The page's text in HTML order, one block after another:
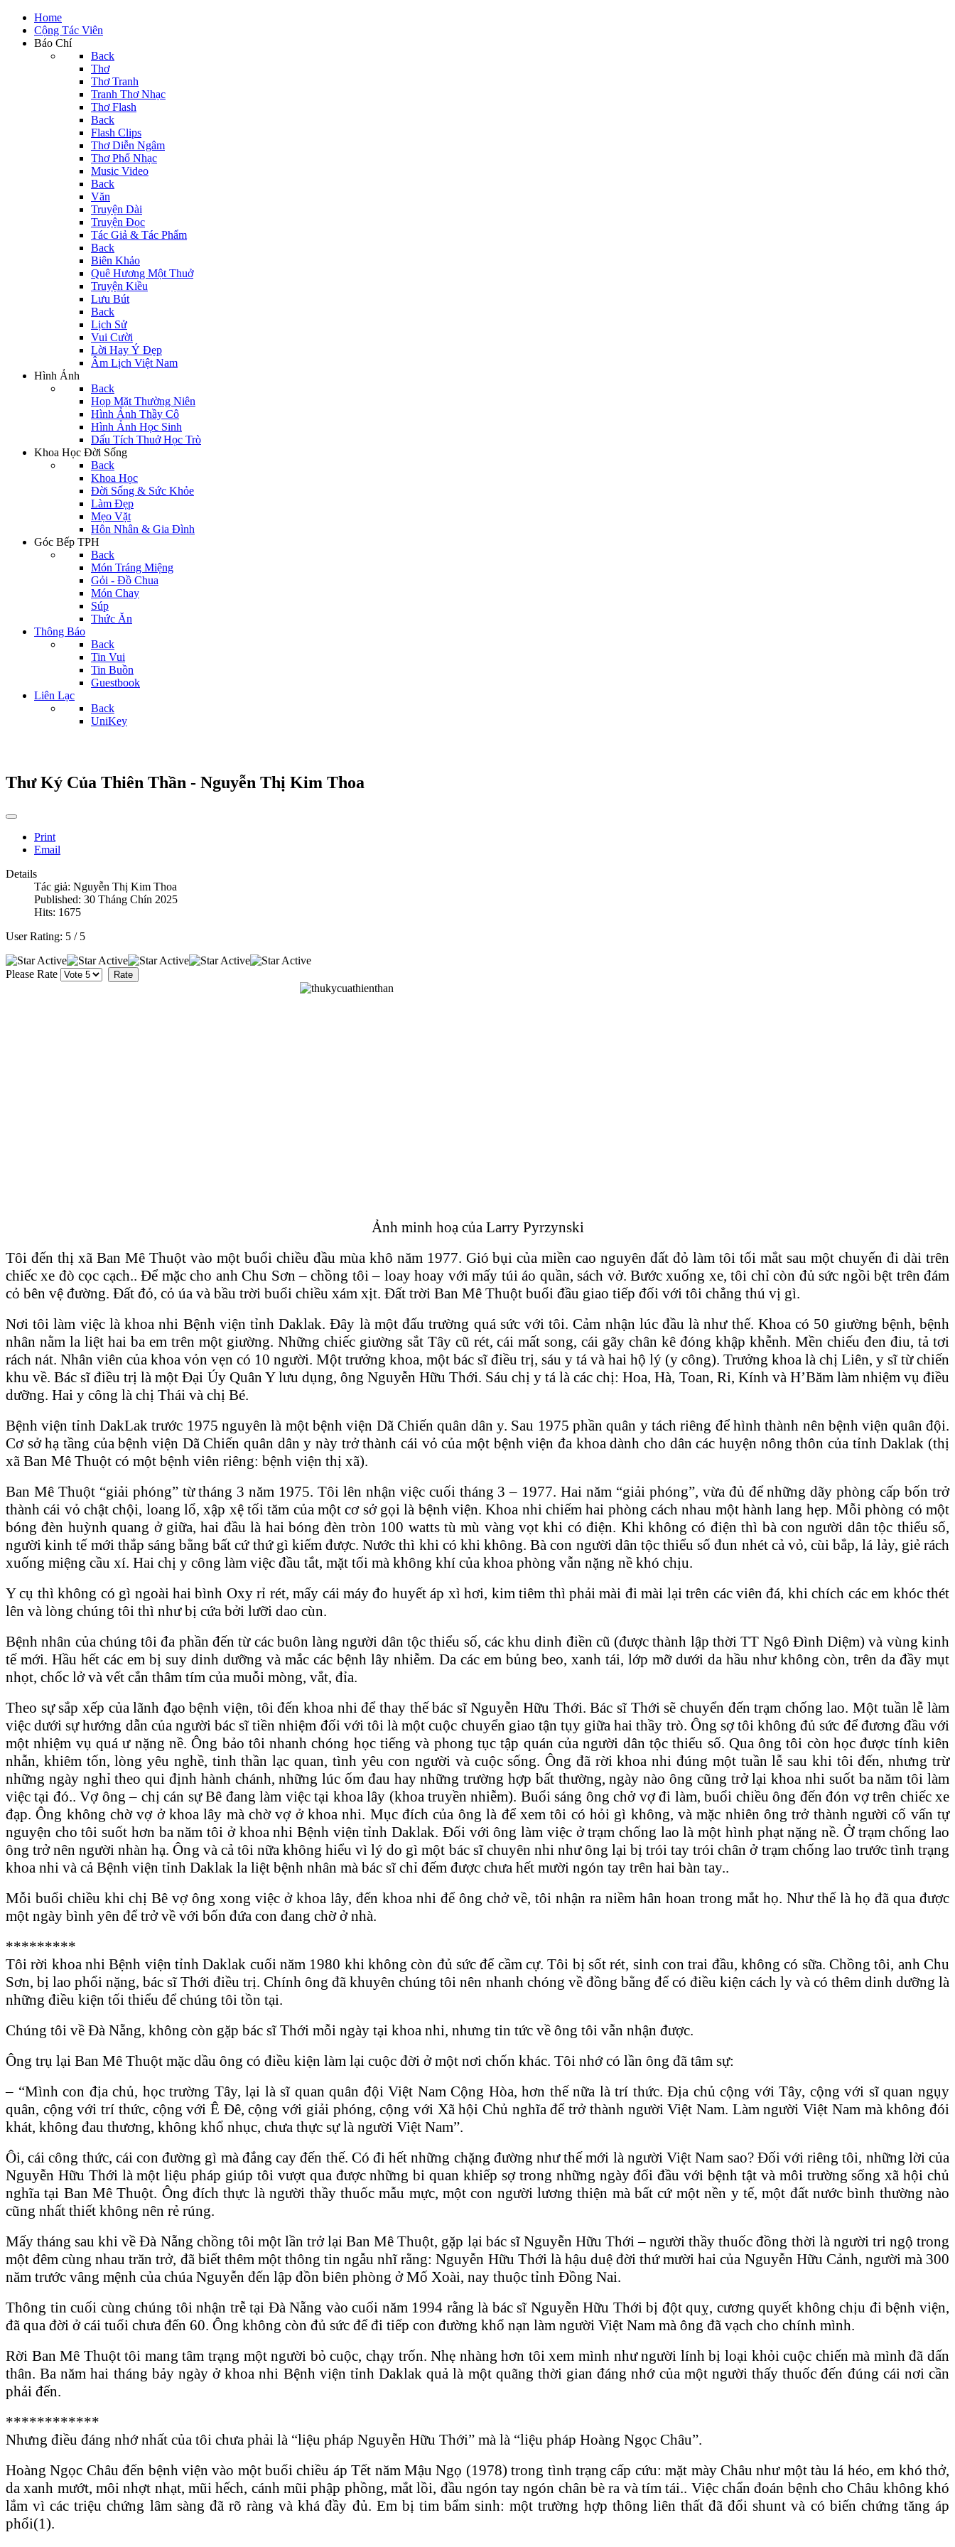
Home
Cộng Tác Viên
Báo Chí
Back
Thơ
Thơ Tranh
Tranh Thơ Nhạc
Thơ Flash
Back
Flash Clips
Thơ Diễn Ngâm
Thơ Phổ Nhạc
Music Video
Back
Văn
Truyện Dài
Truyện Đọc
Tác Giả & Tác Phẩm
Back
Biên Khảo
Quê Hương Một Thuở
Truyện Kiều
Lưu Bút
Back
Lịch Sử
Vui Cười
Lời Hay Ý Đẹp
Âm Lịch Việt Nam
Hình Ảnh
Back
Họp Mặt Thường Niên
Hình Ảnh Thầy Cô
Hình Ảnh Học Sinh
Dấu Tích Thuở Học Trò
Khoa Học Đời Sống
Back
Khoa Học
Đời Sống & Sức Khỏe
Làm Đẹp
Mẹo Vặt
Hôn Nhân & Gia Đình
Góc Bếp TPH
Back
Món Tráng Miệng
Gỏi - Đồ Chua
Món Chay
Súp
Thức Ăn
Thông Báo
Back
Tin Vui
Tin Buồn
Guestbook
Liên Lạc
Back
UniKey
Thư Ký Của Thiên Thần - Nguyễn Thị Kim Thoa
Print
Email
Details
Tác giả: Nguyễn Thị Kim Thoa
Published: 30 Tháng Chín 2025
Hits: 1675
User Rating: 5 / 5
Please Rate
Ảnh minh hoạ của Larry Pyrzynski
Tôi đến thị xã Ban Mê Thuột vào một buổi chiều đầu mùa khô năm 1977. Gió bụi của miền cao nguyên đất đỏ làm tôi tối mắt sau một chuyến đi dài trên
chiếc xe đò cọc cạch.. Để mặc cho anh Chu Sơn – chồng tôi – loay hoay với mấy túi áo quần, sách vở. Bước xuống xe, tôi chỉ còn đủ sức ngồi bệt trên đám
cỏ bên vệ đường. Đất đỏ, cỏ úa và bầu trời buổi chiều xám xịt. Đất trời Ban Mê Thuột buổi đầu giao tiếp đối với tôi chẳng thú vị gì.
Nơi tôi làm việc là khoa nhi Bệnh viện tỉnh Daklak. Đây là một đấu trường quá sức với tôi. Cảm nhận lúc đầu là như thế. Khoa có 50 giường bệnh, bệnh
nhân nằm la liệt hai ba em trên một giường. Những chiếc giường sắt Tây cũ rét, cái mất song, cái gãy chân kê đóng khập khễnh. Mền chiếu đen điu, tả tơi
rách nát. Nhân viên của khoa vỏn vẹn có 10 người. Một trưởng khoa, một bác sĩ điều trị, sáu y tá và hai hộ lý (y công). Trưởng khoa là chị Liên, y sĩ từ chiến
khu về. Bác sĩ điều trị là một Đại Úy Quân Y lưu dụng, ông Nguyễn Hữu Thới. Sáu chị y tá là các chị: Hoa, Hà, Toan, Ri, Kính và H’Băm làm nhiệm vụ điều
dưỡng. Hai y công là chị Thái và chị Bé.
Bệnh viện tỉnh DakLak trước 1975 nguyên là một bệnh viện Dã Chiến quân dân y. Sau 1975 phần quân y tách riêng để hình thành nên bệnh viện quân đội.
Cơ sở hạ tầng của bệnh viện Dã Chiến quân dân y này trở thành cái vỏ của một bệnh viện đa khoa dành cho dân các huyện nông thôn của tỉnh Daklak (thị
xã Ban Mê Thuột có một bệnh viên riêng: bệnh viện thị xã).
Ban Mê Thuột “giải phóng” từ tháng 3 năm 1975. Tôi lên nhận việc cuối tháng 3 – 1977. Hai năm “giải phóng”, vừa đủ để những dãy phòng cấp bốn trở
thành cái vỏ chật chội, loang lổ, xập xệ tối tăm của một cơ sở gọi là bệnh viện. Khoa nhi chiếm hai phòng cách nhau một hành lang hẹp. Mỗi phòng có một
bóng đèn huỳnh quang ở giữa, hai đầu là hai bóng đèn tròn 100 watts tù mù vàng vọt khi có điện. Khi không có điện thì bà con người dân tộc thiểu số,
người kinh tế mới thắp sáng bằng bất cứ thứ gì kiếm được. Nước thì khi có khi không. Bà con người dân tộc thiểu số đun nhét cả vỏ, cùi bắp, lá lảy, giẻ rách
xuống miệng cầu xí. Hai chị y công làm việc đầu tắt, mặt tối mà không khí của khoa phòng vẫn nặng nề khó chịu.
Y cụ thì không có gì ngoài hai bình Oxy rỉ rét, mấy cái máy đo huyết áp xì hơi, kim tiêm thì phải mài đi mài lại trên các viên đá, khi chích các em khóc thét
lên và lòng chúng tôi thì như bị cứa bởi lưỡi dao cùn.
Bệnh nhân của chúng tôi đa phần đến từ các buôn làng người dân tộc thiểu số, các khu dinh điền cũ (được thành lập thời TT Ngô Đình Diệm) và vùng kinh
tế mới. Hầu hết các em bị suy dinh dưỡng và mắc các bệnh lây nhiễm. Da các em bủng beo, xanh tái, lớp mỡ dưới da hầu như không còn, trên da đầy mụt
nhọt, chốc lở và vết cắn thâm tím của muỗi mòng, vắt, đỉa.
Theo sự sắp xếp của lãnh đạo bệnh viện, tôi đến khoa nhi để thay thế bác sĩ Nguyễn Hữu Thới. Bác sĩ Thới sẽ chuyển đến trạm chống lao. Một tuần lễ làm
việc dưới sự hướng dẫn của người bác sĩ tiền nhiệm đối với tôi là một cuộc chuyển giao tận tụy giữa hai thầy trò. Ông sợ tôi không đủ sức để đương đầu với
một nhiệm vụ quá ư nặng nề. Ông bảo tôi nhanh chóng học tiếng và phong tục tập quán của người dân tộc thiểu số. Qua ông tôi còn học được tính kiên
nhẫn, khiêm tốn, lòng yêu nghề, tinh thần lạc quan, tình yêu con người và cuộc sống. Ông đã rời khoa nhi đúng một tuần lễ sau khi tôi đến, nhưng trừ
những ngày nghỉ theo qui định hành chánh, những lúc ốm đau hay những trường hợp bất thường, ngày nào ông cũng trở lại khoa nhi suốt ba năm tôi làm
việc tại đó.. Vợ ông ‒ chị cán sự Bê đang làm việc tại khoa lây (khoa truyền nhiễm). Buổi sáng ông chở vợ đi làm, buổi chiều ông đến đón vợ trên chiếc xe
đạp. Ông không chờ vợ ở khoa lây mà chờ vợ ở khoa nhi. Mục đích của ông là để xem tôi có hỏi gì không, và mặc nhiên ông trở thành người cố vấn tự
nguyện cho tôi suốt hơn ba năm tôi ở khoa nhi Bệnh viện tỉnh Daklak. Đối với ông làm việc ở trạm chống lao là một hình phạt nặng nề. Ở trạm chống lao
ông trở nên người nhàn hạ. Ông và cả tôi nữa không hiểu vì lý do gì một bác sĩ chuyên nhi như ông lại bị trói tay trói chân ở trạm chống lao trước tình trạng
khoa nhi và cả Bệnh viện tỉnh Daklak la liệt bệnh nhân mà bác sĩ chỉ đếm được chưa hết mười ngón tay trên hai bàn tay..
Mỗi buổi chiều khi chị Bê vợ ông xong việc ở khoa lây, đến khoa nhi để ông chở về, tôi nhận ra niềm hân hoan trong mắt họ. Như thế là họ đã qua được
một ngày bình yên để trở về với bốn đứa con đang chờ ở nhà.
*********
Tôi rời khoa nhi Bệnh viện tỉnh Daklak cuối năm 1980 khi không còn đủ sức để cầm cự. Tôi bị sốt rét, sinh con trai đầu, không có sữa. Chồng tôi, anh Chu
Sơn, bị lao phổi nặng, bác sĩ Thới điều trị. Chính ông đã khuyên chúng tôi nên nhanh chóng về đồng bằng để có điều kiện cách ly và có thêm dinh dưỡng là
những điều kiện tối thiểu để chúng tôi tồn tại.
Chúng tôi về Đà Nẵng, không còn gặp bác sĩ Thới mỗi ngày tại khoa nhi, nhưng tin tức về ông tôi vẫn nhận được.
Ông trụ lại Ban Mê Thuột mặc dầu ông có điều kiện làm lại cuộc đời ở một nơi chốn khác. Tôi nhớ có lần ông đã tâm sự:
– “Mình con địa chủ, học trường Tây, lại là sĩ quan quân đội Việt Nam Cộng Hòa, hơn thế nữa là trí thức. Địa chủ cộng với Tây, cộng với sĩ quan ngụy
quân, cộng với trí thức, cộng với Ê Đê, cộng với giải phóng, cộng với Xã hội Chủ nghĩa để trở thành người Việt Nam. Làm người Việt Nam mà không đói
khát, không đau thương, không khổ nhục, chưa thực sự là người Việt Nam”.
Ôi, cái công thức, cái con đường gì mà đắng cay đến thế. Có đi hết những chặng đường như thế mới là người Việt Nam sao? Đối với riêng tôi, những lời của
Nguyễn Hữu Thới là một liệu pháp giúp tôi vượt qua được những bi quan khiếp sợ trong những ngày đối đầu với bệnh tật và môi trường sống xã hội chủ
nghĩa tại Ban Mê Thuột. Ông đích thực là người thầy thuốc mẫu mực, một con người lương thiện mà bất cứ một nền y tế, một đất nước bình thường nào
cũng nhất thiết không nên rẻ rúng.
Mấy tháng sau khi về Đà Nẵng chồng tôi một lần trở lại Ban Mê Thuột, gặp lại bác sĩ Nguyễn Hữu Thới – người thầy thuốc đồng thời là người tri ngộ trong
một đêm cùng nhau trăn trở, đã biết thêm một thông tin ngẫu nhĩ rằng: Nguyễn Hữu Thới là hậu duệ đời thứ mười hai của Nguyễn Hữu Cảnh, người mà 300
năm trước vâng mệnh của chúa Nguyễn đến lập đồn biên phòng ở Mố Xoài, nay thuộc tỉnh Đồng Nai.
Thông tin cuối cùng chúng tôi nhận trễ tại Đà Nẵng vào cuối năm 1994 rằng là bác sĩ Nguyễn Hữu Thới bị đột quỵ, cương quyết không chịu đi bệnh viện,
đã qua đời ở cái tuổi chưa đến 60. Ông không còn đủ sức để đi tiếp con đường khổ nạn làm người Việt Nam mà ông đã vạch cho chính mình.
Rời Ban Mê Thuột tôi mang tâm trạng một người bỏ cuộc, chạy trốn. Nhẹ nhàng hơn tôi xem mình như người lính bị loại khỏi cuộc chiến mà mình đã dấn
thân. Ba năm hai tháng bảy ngày ở khoa nhi Bệnh viện tỉnh Daklak quả là một quãng thời gian đáng nhớ của một người thấy thuốc đến đúng cái nơi cần
phải đến.
************
Nhưng điều đáng nhớ nhất của tôi chưa phải là “liệu pháp Nguyễn Hữu Thới” mà là “liệu pháp Hoàng Ngọc Châu”.
Hoàng Ngọc Châu đến bệnh viện vào một buổi chiều áp Tết năm Mậu Ngọ (1978) trong tình trạng cấp cứu: mặt mày Châu như một tàu lá héo, em khó thở,
da xanh mướt, môi nhợt nhạt, mũi hếch, cánh mũi phập phồng, mắt lồi, đầu ngón tay ngón chân bè ra và tím tái.. Việc chẩn đoán bệnh cho Châu không khó
lắm vì các triệu chứng lâm sàng đã rõ ràng và khá đầy đủ. Em bị tim bẩm sinh: một trường hợp thông liên thất đã đổi shunt và có biến chứng tăng áp
phổi(1).